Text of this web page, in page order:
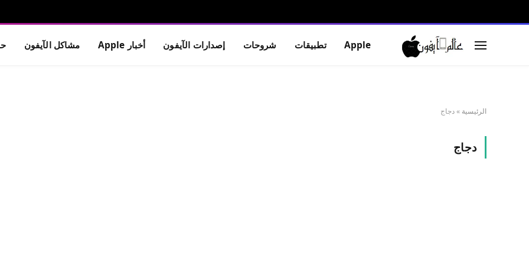
Apple تطبيقات شروحات إصدارات الآيفون أخبار Apple مشاكل الآيفون
الرئيسية »دجاج
دجاج